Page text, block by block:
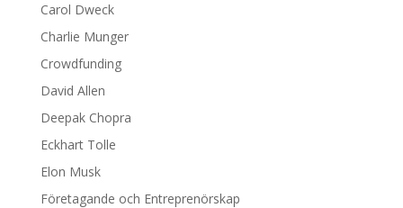
Carol Dweck
Charlie Munger
Crowdfunding
David Allen
Deepak Chopra
Eckhart Tolle
Elon Musk
Företagande och Entreprenörskap